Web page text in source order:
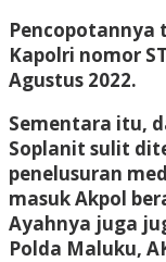
Pencopotannya
Kapolri nomor
Agustus 2022.
Sementara itu,
Soplanit sulit
penelusuran
masuk Akpol
Ayahnya juga
Polda Maluku,